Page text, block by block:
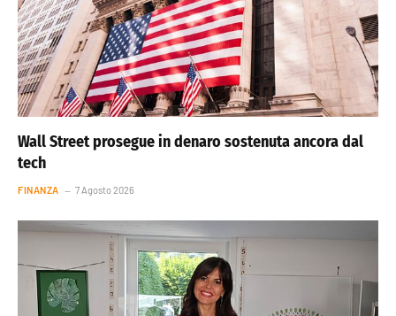
Wall Street prosegue in denaro sostenuta ancora dal
tech
FINANZA 7 Agosto 2026